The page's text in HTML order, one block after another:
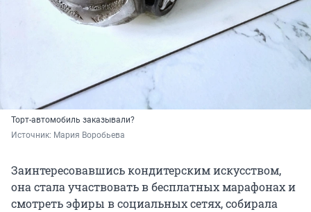
Торт-автомобиль заказывали?
Источник: Мария Воробьева
Заинтересовавшись кондитерским искусством,
она стала участвовать в бесплатных марафонах и
смотреть эфиры в социальных сетях, собирала